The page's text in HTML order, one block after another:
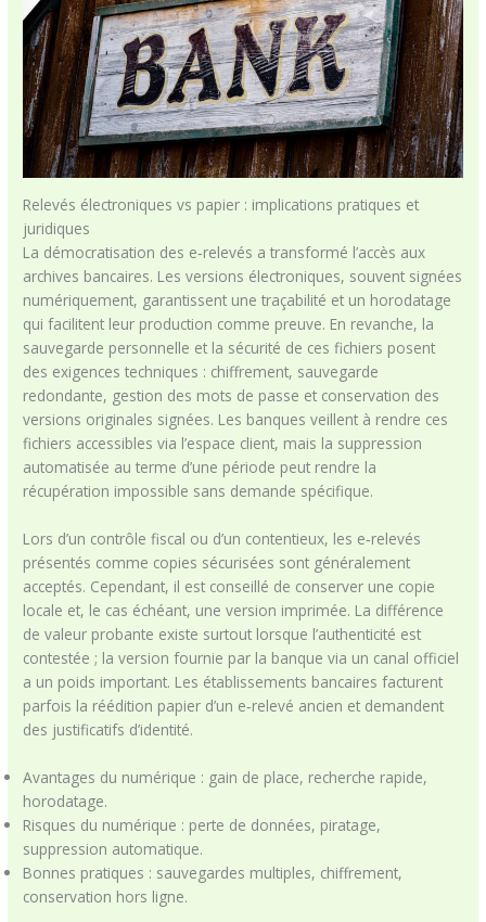
Relevés électroniques vs papier : implications pratiques et
juridiques
La démocratisation des e‑relevés a transformé l’accès aux
archives bancaires. Les versions électroniques, souvent signées
numériquement, garantissent une traçabilité et un horodatage
qui facilitent leur production comme preuve. En revanche, la
sauvegarde personnelle et la sécurité de ces fichiers posent
des exigences techniques : chiffrement, sauvegarde
redondante, gestion des mots de passe et conservation des
versions originales signées. Les banques veillent à rendre ces
fichiers accessibles via l’espace client, mais la suppression
automatisée au terme d’une période peut rendre la
récupération impossible sans demande spécifique.
Lors d’un contrôle fiscal ou d’un contentieux, les e‑relevés
présentés comme copies sécurisées sont généralement
acceptés. Cependant, il est conseillé de conserver une copie
locale et, le cas échéant, une version imprimée. La différence
de valeur probante existe surtout lorsque l’authenticité est
contestée ; la version fournie par la banque via un canal officiel
a un poids important. Les établissements bancaires facturent
parfois la réédition papier d’un e‑relevé ancien et demandent
des justificatifs d’identité.
Avantages du numérique : gain de place, recherche rapide,
horodatage.
Risques du numérique : perte de données, piratage,
suppression automatique.
Bonnes pratiques : sauvegardes multiples, chiffrement,
conservation hors ligne.